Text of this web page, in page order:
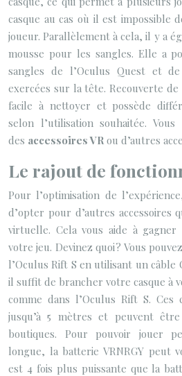
casque au cas où il est impossible
joueur. Parallèlement à cela, il y a
mousse pour les sangles. Elle a
sangles de l’Oculus Quest et
exercées sur la tête. Recouverte
facile à nettoyer et possède
selon l’utilisation souhaitée.
des accessoires VR ou d’autres
Le rajout de
Pour l’optimisation de
d’opter pour d’autres accessoires
virtuelle. Cela vous aide à gagner
votre jeu. Devinez quoi ? Vous
l’Oculus Rift S en utilisant un câble
il suffit de brancher votre casque à
comme dans l’Oculus Rift S. Ces
jusqu’à 5 mètres et peuvent
boutiques. Pour pouvoir jouer
longue, la batterie VRNRGY peut
est 4 fois plus puissante que la